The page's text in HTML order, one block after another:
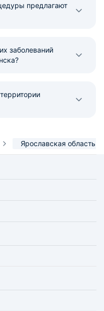
предлагают
заболеваний
Ярославская область